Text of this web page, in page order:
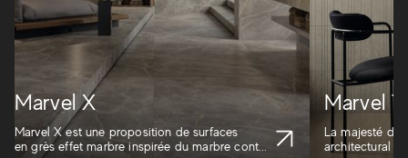
Marvel X
Marvel X est une proposition de surfaces
en grès effet marbre inspirée du marbre cont...
Marvel
La majesté du
architectural